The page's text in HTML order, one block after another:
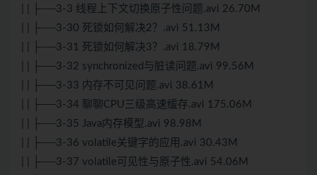
| | ├──3-3 线程上下文切换原子性问题.avi 26.70M
| | ├──3-30 死锁如何解决2？.avi 51.13M
| | ├──3-31 死锁如何解决3？.avi 18.79M
| | ├──3-32 synchronized与脏读问题.avi 99.56M
| | ├──3-33 内存不可见问题.avi 38.61M
| | ├──3-34 聊聊CPU三级高速缓存.avi 175.06M
| | ├──3-35 Java内存模型.avi 98.98M
| | ├──3-36 volatile关键字的应用.avi 30.43M
| | ├──3-37 volatile可见性与原子性.avi 54.06M